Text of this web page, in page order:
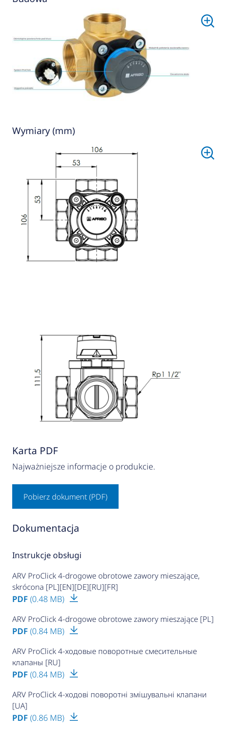
Wymiary (mm)
Karta PDF
Najważniejsze informacje o produkcie.
Pobierz dokument (PDF)
Dokumentacja
Instrukcje obsługi
ARV ProClick 4-drogowe obrotowe zawory mieszające,
skrócona [PL][EN][DE][RU][FR]
PDF (0.48 MB)
ARV ProClick 4-drogowe obrotowe zawory mieszające [PL]
PDF (0.84 MB)
ARV ProClick 4-ходовые поворотные смесительные
клапаны [RU]
PDF (0.84 MB)
ARV ProClick 4-ходові поворотні змішувальні клапани
[UA]
PDF (0.86 MB)